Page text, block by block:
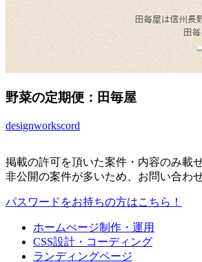
野菜の定期便：田毎屋
designworkscord
掲載の許可を頂いた案件・内容のみ載
非公開の案件が多いため、お問い合わ
パスワードをお持ちの方はこちら！
ホームぺージ制作・運用
CSS設計・コーディング
ランディングページ